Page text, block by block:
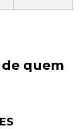
quem